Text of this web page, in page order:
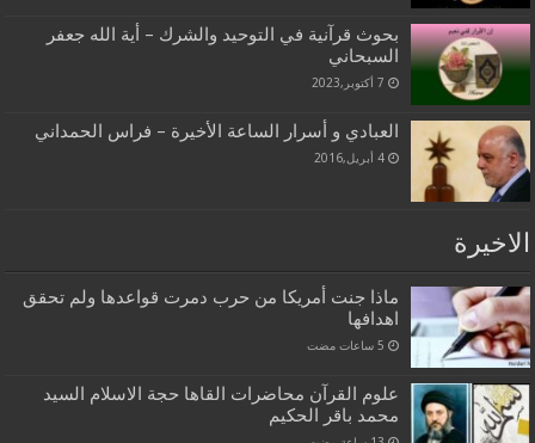
بحوث قرآنية في التوحيد والشرك – أية الله جعفر
السبحاني
7 أكتوبر,2023
العبادي و أسرار الساعة الأخيرة – فراس الحمداني
4 أبريل,2016
الاخيرة
ماذا جنت أمريكا من حرب دمرت قواعدها ولم تحقق
اهدافها
علوم القرآن محاضرات القاها حجة الاسلام السيد
محمد باقر الحكيم